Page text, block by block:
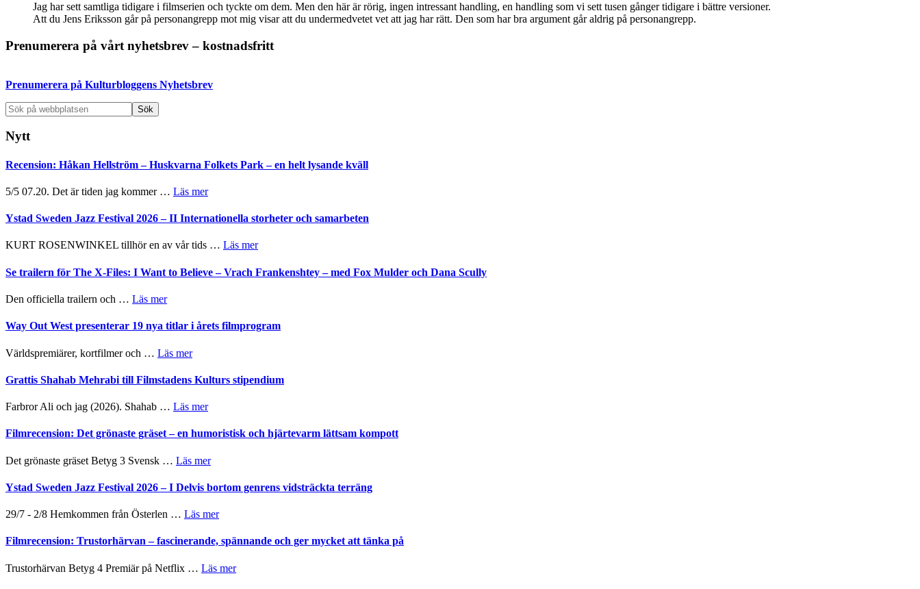
Jag har sett samtliga tidigare i filmserien och tyckte om dem. Men den här är rörig, ingen intressant handling, en handling som vi sett tusen gånger tidigare i bättre versioner.
Att du Jens Eriksson går på personangrepp mot mig visar att du undermedvetet vet att jag har rätt. Den som har bra argument går aldrig på personangrepp.
Primärt
Prenumerera på vårt nyhetsbrev – kostnadsfritt
Prenumerera på Kulturbloggens Nyhetsbrev
Sök
på
webbplatsen
Nytt
Recension: Håkan Hellström – Huskvarna Folkets Park – en helt lysande kväll
5/5 07.20. Det är tiden jag kommer … Läs merom
Håkan
Huskvarna
Park
lysande
Ystad Sweden Jazz Festival 2026 – II Internationella storheter och samarbeten
KURT ROSENWINKEL tillhör en av vår tids … Läs merom
Sweden
II
samarbeten
Se trailern för The X-Files: I Want to Believe – Vrach Frankenshtey – med Fox Mulder och Dana Scully
Den officiella trailern och … Läs merom
trailern
The
X-
I
to
–
Frankenshtey
med
Fox
Mulder
och
Scully
Way Out West presenterar 19 nya titlar i årets filmprogram
Världspremiärer, kortfilmer och … Läs merom
Out
19
titlar
årets
Grattis Shahab Mehrabi till Filmstadens Kulturs stipendium
Farbror Ali och jag (2026). Shahab … Läs merom
Shahab
Filmstadens
stipendium
Filmrecension: Det grönaste gräset – en humoristisk och hjärtevarm lättsam kompott
Det grönaste gräset Betyg 3 Svensk … Läs merom
Det
grönaste
–
humoristisk
hjärtevarm
Ystad Sweden Jazz Festival 2026 – I Delvis bortom genrens vidsträckta terräng
29/7 - 2/8 Hemkommen från Österlen … Läs merom
Sweden
Jazz
2026
Filmrecension: Trustorhärvan – fascinerande, spännande och ger mycket att tänka på
Trustorhärvan Betyg 4 Premiär på Netflix … Läs merom